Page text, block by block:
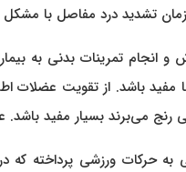
زمان تشدید درد مفاصل با
و انجام تمرینات بدنی به
باشد. از تقویت عضلات
رنج می‌برند بسیار مفید
به حرکات ورزشی پرداخته